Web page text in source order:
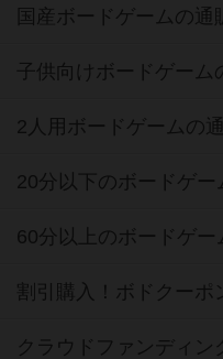
国産ボードゲームの通
子供向けボードゲーム
2人用ボードゲームの
20分以下のボードゲー
60分以上のボードゲー
割引購入！ボドクーポ
クラウドファンディン